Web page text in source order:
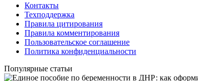
Контакты
Техподдержка
Правила цитирования
Правила комментирования
Пользовательское соглашение
Политика конфиденциальности
Популярные статьи